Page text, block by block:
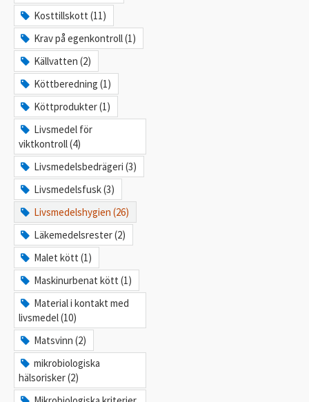
Kosttillskott (11)
Krav på egenkontroll (1)
Källvatten (2)
Köttberedning (1)
Köttprodukter (1)
Livsmedel för
viktkontroll (4)
Livsmedelsbedrägeri (3)
Livsmedelsfusk (3)
Livsmedelshygien (26)
Läkemedelsrester (2)
Malet kött (1)
Maskinurbenat kött (1)
Material i kontakt med
livsmedel (10)
Matsvinn (2)
mikrobiologiska
hälsorisker (2)